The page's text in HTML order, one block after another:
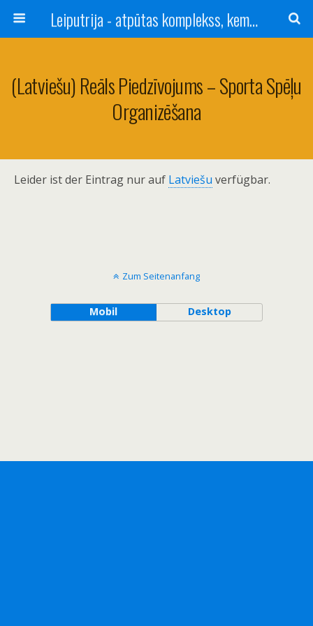
Leiputrija - atpūtas komplekss, kempings, viesu nams pie Rīgas / Camping, caravan site, bed and breakfast near Riga / Camping, caravanas, bungalows Letonia / Campingplatz, Caravanpark, Zimmer in Lettland / Kемпинг и гостевой дом к Риги
(Latviešu) Reāls Piedzīvojums – Sporta Spēļu
Organizēšana
Leider ist der Eintrag nur auf Latviešu verfügbar.
Zum Seitenanfang
Mobil Desktop